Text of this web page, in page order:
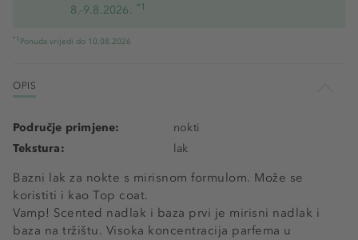
8.-9.8.2026. *1
*1 Ponuda vrijedi do 10.08.2026
OPIS
Bazni lak za nokte s mirisnom formulom. Može se
koristiti i kao Top coat.
Vamp! Scented nadlak i baza prvi je mirisni nadlak i
baza na tržištu. Visoka koncentracija parfema u
Područje primjene:
nokti
Tekstura:
lak